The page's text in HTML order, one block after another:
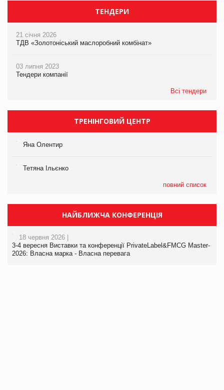
ТЕНДЕРИ
21 січня 2026
ТДВ «Золотоніський маслоробний комбінат»
03 липня 2023
Тендери компанії
Всі тендери
ТРЕНІНГОВИЙ ЦЕНТР
Яна Олентир
Тетяна Ільєнко
повний список
НАЙБЛИЖЧА КОНФЕРЕНЦІЯ
18 червня 2026 |
3-4 вересня Виставки та конференції PrivateLabel&FMCG Master-
2026: Власна марка - Власна перевага